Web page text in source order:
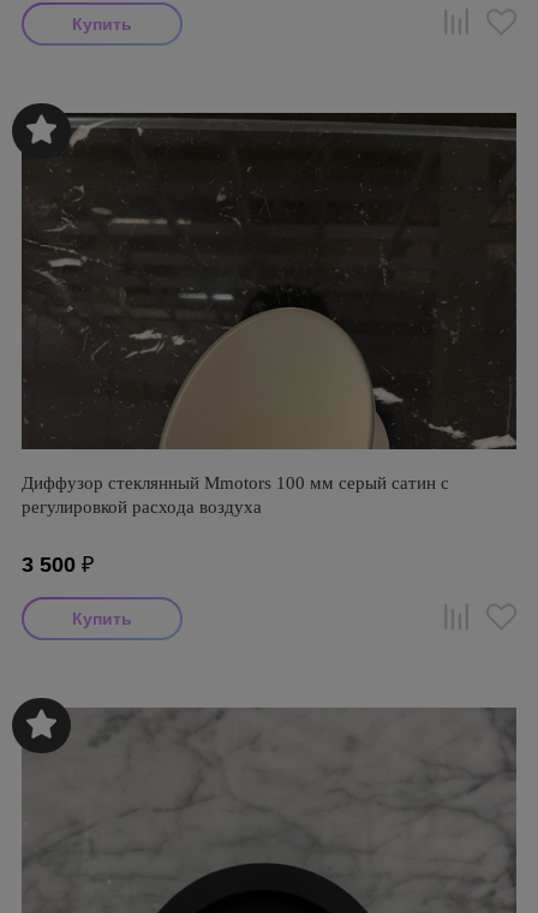
Диффузор стеклянный Mmotors 100 мм серый сатин с
регулировкой расхода воздуха
3 500 ₽